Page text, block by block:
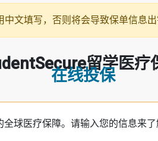
中文填写，否则将会导致保单信息出
留学医疗
在线投保
球医疗保障。请输入您的信息来了